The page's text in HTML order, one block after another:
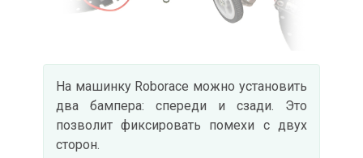
На машинку Roborace можно установить
два бампера: спереди и сзади. Это
позволит фиксировать помехи с двух
сторон.